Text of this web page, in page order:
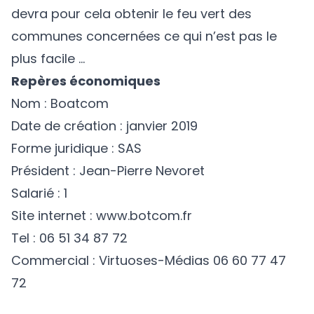
devra pour cela obtenir le feu vert des
communes concernées ce qui n’est pas le
plus facile …
Repères économiques
Nom : Boatcom
Date de création : janvier 2019
Forme juridique : SAS
Président : Jean-Pierre Nevoret
Salarié : 1
Site internet : www.botcom.fr
Tel : 06 51 34 87 72
Commercial : Virtuoses-Médias 06 60 77 47
72